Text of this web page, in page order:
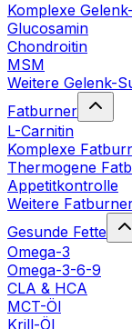
Komplexe
Glucosamin
Chondroitin
MSM
Weitere Gelenk-
Fatburner
L-Carnitin
Komplexe
Thermogene
Appetitkontrolle
Weitere
Gesunde Fette
Omega-3
Omega-3-6-9
CLA & HCA
MCT-Öl
Krill-Öl